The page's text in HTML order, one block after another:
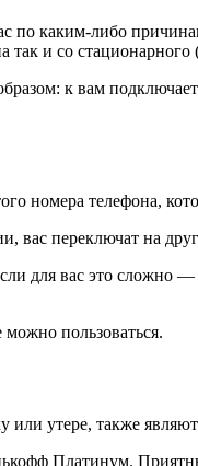
по каким-либо
так и со
к вам
номера телефона,
вас переключат на
для вас это сложно
пользоваться.
утере, также
Платинум.